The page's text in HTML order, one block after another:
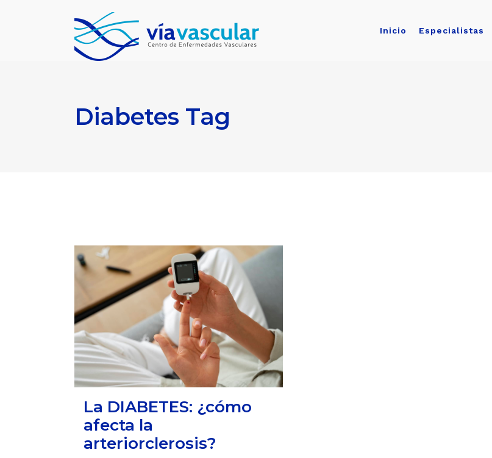
Inicio Especialistas
Diabetes Tag
La DIABETES: ¿cómo
afecta la
arteriorclerosis?